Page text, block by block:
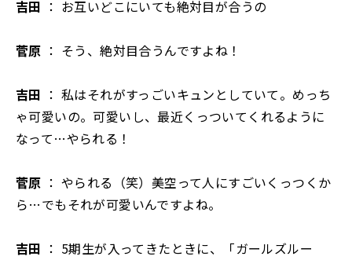
吉田 ： お互いどこにいても絶対目が合うの
菅原 ： そう、絶対目合うんですよね！
吉田 ： 私はそれがすっごいキュンとしていて。めっち
ゃ可愛いの。可愛いし、最近くっついてくれるように
なって…やられる！
菅原 ： やられる（笑）美空って人にすごいくっつくか
ら…でもそれが可愛いんですよね。
吉田 ： 5期生が入ってきたときに、「ガールズルー